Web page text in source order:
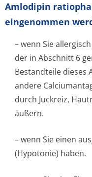
Amlodipin
eingenommen
– wenn Sie
der in Abschnitt 6
Bestandteile dieses
andere
durch Juckreiz,
äußern.
– wenn Sie einen
(Hypotonie) haben.